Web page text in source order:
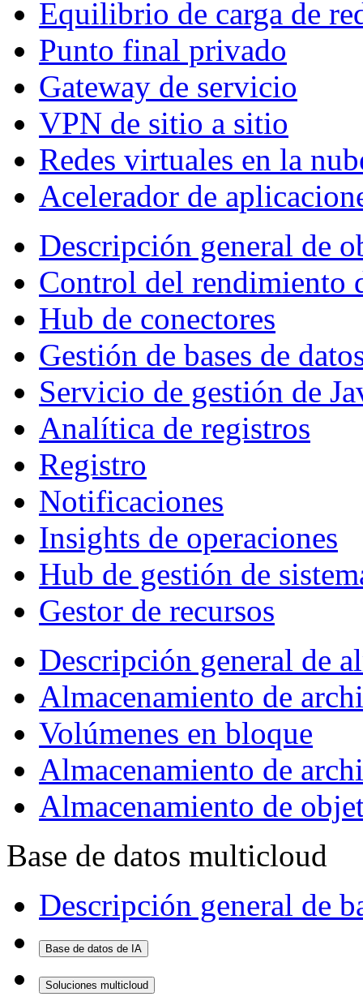
Equilibrio de carga de
Punto final privado
Gateway de servicio
VPN de sitio a sitio
Redes virtuales en la
Acelerador de
Descripción general de
Control del rendimiento
Hub de conectores
Gestión de bases de
Servicio de gestión de
Analítica de registros
Registro
Notificaciones
Insights de operaciones
Hub de gestión de
Gestor de recursos
Descripción general de
Almacenamiento de
Volúmenes en bloque
Almacenamiento de
Almacenamiento de
Base de datos multicloud
Descripción general de
Base de datos de IA
Soluciones multicloud